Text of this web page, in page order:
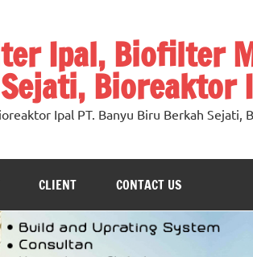
Ipal, Biofilter
Bioreaktor
Ipal PT. Banyu Biru Berkah Sejati,
CLIENT CONTACT US